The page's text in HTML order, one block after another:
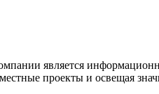
является
проекты и освещая